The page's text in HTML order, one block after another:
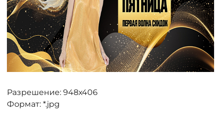
Разрешение: 948х406
Формат: *.jpg